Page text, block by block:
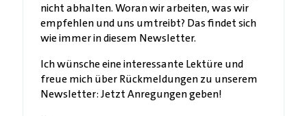
nicht abhalten. Woran wir arbeiten, was wir
empfehlen und uns umtreibt? Das findet sich
wie immer in diesem Newsletter.
Ich wünsche eine interessante Lektüre und
freue mich über Rückmeldungen zu unserem
Newsletter: Jetzt Anregungen geben!